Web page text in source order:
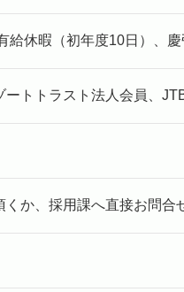
給休暇（初年度10日）、
トトラスト法人会員、
くか、採用課へ直接お問合